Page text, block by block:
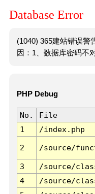
Database Error
(1040) 365建站错误警
因：1、数据库密码不
PHP Debug
No. File
1
/index.php
2 /source/
3 /source/
4
/source/